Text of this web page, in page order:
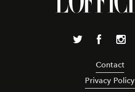
Contact
Privacy Policy